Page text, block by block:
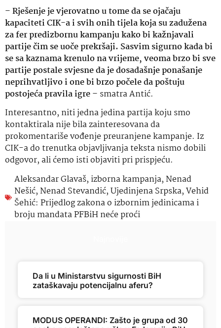
–Rješenje je vjerovatno u tome da se ojačaju
kapaciteti CIK-a i svih onih tijela koja su zadužena
za fer predizbornu kampanju kako bi kažnjavali
partije čim se uoče prekršaji. Sasvim sigurno kada bi
se sa kaznama krenulo na vrijeme, veoma brzo bi sve
partije postale svjesne da je dosadašnje ponašanje
neprihvatljivo i one bi brzo počele da poštuju
postojeća pravila igre– smatra Antić.
Interesantno, niti jedna jedina partija koju smo
kontaktirala nije bila zainteresovana da
prokomentariše vođenje preuranjene kampanje. Iz
CIK-a do trenutka objavljivanja teksta nismo dobili
odgovor, ali ćemo isti objaviti pri prispjeću.
Aleksandar Glavaš, izborna kampanja,Nenad
Nešić,Nenad Stevandić,Ujedinjena Srpska,Vehid
Šehić: Prijedlog zakona o izbornim jedinicama i
broju mandata PFBiH neće proći
Da li u Ministarstvu sigurnosti BiH
zataškavaju potencijalnu aferu?
MODUS OPERANDI: Zašto je grupa od 30